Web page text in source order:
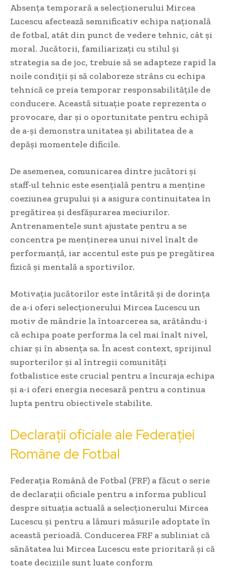
Absența temporară a selecționerului Mircea
Lucescu afectează semnificativ echipa națională
de fotbal, atât din punct de vedere tehnic, cât și
moral. Jucătorii, familiarizați cu stilul și
strategia sa de joc, trebuie să se adapteze rapid la
noile condiții și să colaboreze strâns cu echipa
tehnică ce preia temporar responsabilitățile de
conducere. Această situație poate reprezenta o
provocare, dar și o oportunitate pentru echipă
de a-și demonstra unitatea și abilitatea de a
depăși momentele dificile.
De asemenea, comunicarea dintre jucători și
staff-ul tehnic este esențială pentru a menține
coeziunea grupului și a asigura continuitatea în
pregătirea și desfășurarea meciurilor.
Antrenamentele sunt ajustate pentru a se
concentra pe menținerea unui nivel înalt de
performanță, iar accentul este pus pe pregătirea
fizică și mentală a sportivilor.
Motivația jucătorilor este întărită și de dorința
de a-i oferi selecționerului Mircea Lucescu un
motiv de mândrie la întoarcerea sa, arătându-i
că echipa poate performa la cel mai înalt nivel,
chiar și în absența sa. În acest context, sprijinul
suporterilor și al întregii comunități
fotbalistice este crucial pentru a încuraja echipa
și a-i oferi energia necesară pentru a continua
lupta pentru obiectivele stabilite.
Declarații oficiale ale Federației
Române de Fotbal
Federația Română de Fotbal (FRF) a făcut o serie
de declarații oficiale pentru a informa publicul
despre situația actuală a selecționerului Mircea
Lucescu și pentru a lămuri măsurile adoptate în
această perioadă. Conducerea FRF a subliniat că
sănătatea lui Mircea Lucescu este prioritară și că
toate deciziile sunt luate conform